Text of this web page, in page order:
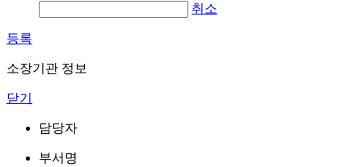
취소
등록
소장기관 정보
닫기
담당자
부서명